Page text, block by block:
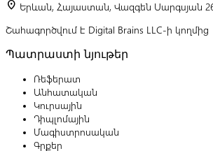
location_on Երևան, Հայաստան, Վազգեն Սարգսյան
Շահագործվում է Digital Brains LLC-ի կողմից
Պատրաստի նյութեր
Ռեֆերատ
Անհատական
Կուրսային
Դիպլոմային
Մագիստրոսական
Գրքեր